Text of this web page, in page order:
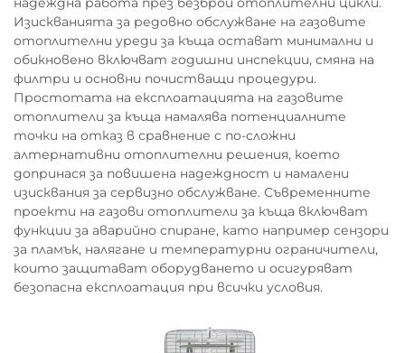
Изискванията за редовно обслужване на газовите
отоплителни уреди за къща остават минимални и
обикновено включват годишни инспекции, смяна на
филтри и основни почистващи процедури.
Простотата на експлоатацията на газовите
отоплители за къща намалява потенциалните
точки на отказ в сравнение с по-сложни
алтернативни отоплителни решения, което
допринася за повишена надеждност и намалени
изисквания за сервизно обслужване. Съвременните
проекти на газови отоплители за къща включват
функции за аварийно спиране, като например сензори
за пламък, налягане и температурни ограничители,
които защитават оборудването и осигуряват
безопасна експлоатация при всички условия.